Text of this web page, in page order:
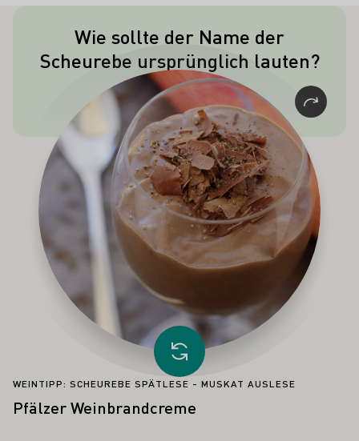
Wie sollte der Name der
Scheurebe ursprünglich lauten?
Ursprünglich wollte man ihr den
Namen "Scheus Liebling" geben, was
im rheinhessischen Dialekt allerdings
die Gefahr barg, zu "Scheis Liebling" zu
werden. So entschied man sich mit
Scheurebe zur eleganteren Lösung.
WEINTIPP: SCHEUREBE SPÄTLESE - MUSKAT AUSLESE
Pfälzer Weinbrandcreme
Anderes Rezept laden